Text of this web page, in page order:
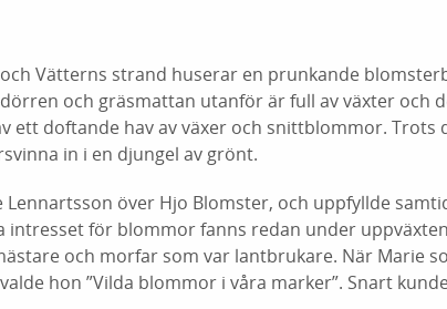
Vätterns strand huserar en prunkande
och gräsmattan utanför är full av växter och
ett doftande hav av växer och snittblommor. Trots
in i en djungel av grönt.
Lennartsson över Hjo Blomster, och uppfyllde
för blommor fanns redan under
och morfar som var lantbrukare. När Marie
hon ”Vilda blommor i våra marker”. Snart